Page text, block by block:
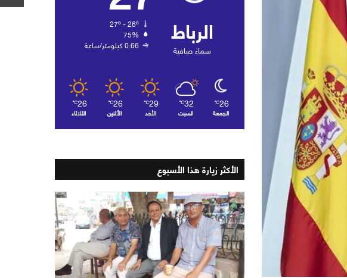
الرباط
سماء صافية
75%
0.66 كيلومتر/ساعة
26
℃
الجمعة
32
℃
السبت
29
℃
الأحد
26
℃
الأثنين
26
℃
الثلاثاء
الأكثر زيارة هذا الأسبوع